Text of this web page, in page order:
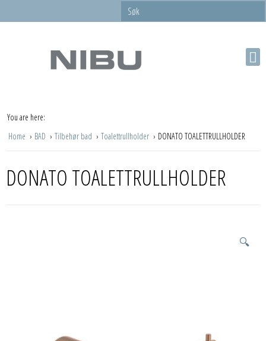
You are here:
Home
BAD Tilbehør bad Toalettrullholder DONATO TOALETTRULLHOLDER
DONATO TOALETTRULLHOLDER
🔍